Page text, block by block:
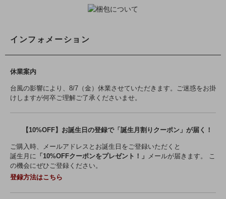
インフォメーション
休業案内
台風の影響により、8/7（金）休業させていただきます。ご迷惑をお掛
けしますが何卒ご理解ご了承くださいませ。
【10%OFF】お誕生日の登録で「誕生月割りクーポン」が届く！
ご購入時、メールアドレスとお誕生日をご登録いただくと
誕生月に 「10%OFFクーポンをプレゼント！」
メールが届きます。 こ
の機会にぜひご登録ください。
登録方法はこちら